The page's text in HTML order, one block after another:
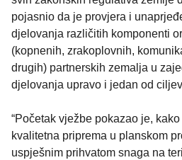
pojasnio da je provjera i
djelovanja različitih komponenti
(kopnenih, zrakoplovnih,
drugih) partnerskih zemalja u
djelovanja upravo i jedan od
“Početak vježbe pokazao je,
kvalitetna priprema u planskom
uspješnim prihvatom snaga na